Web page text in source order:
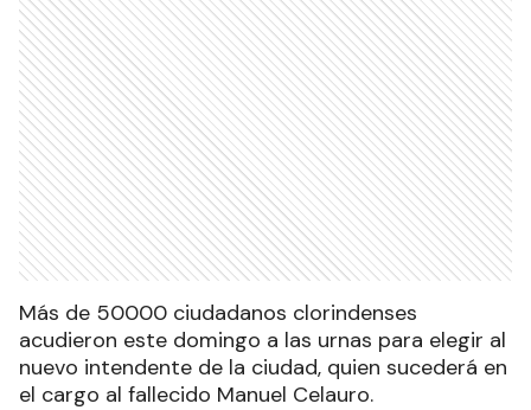
Más de 50000 ciudadanos clorindenses
acudieron este domingo a las urnas para elegir al
nuevo intendente de la ciudad, quien sucederá en
el cargo al fallecido Manuel Celauro.